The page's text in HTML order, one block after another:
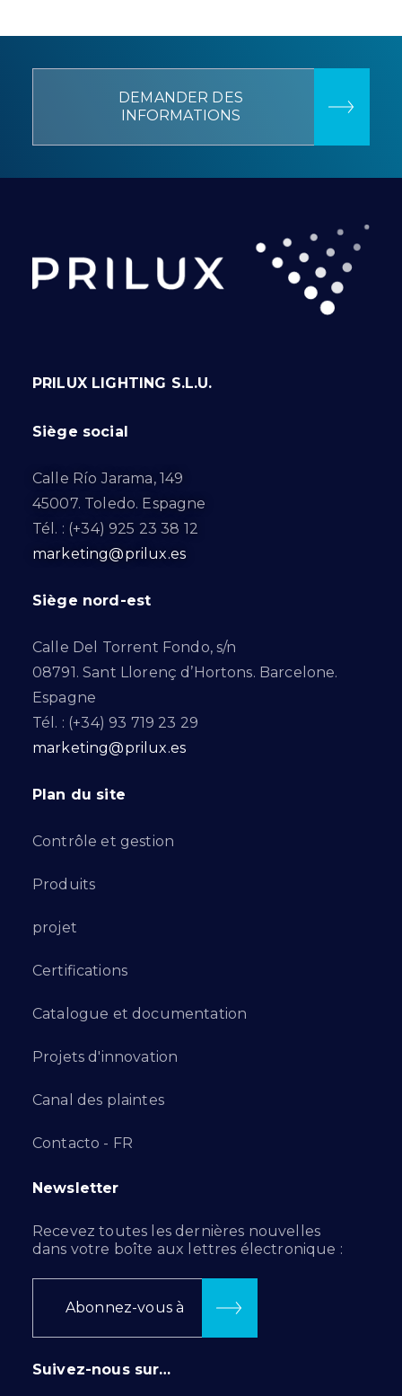
DEMANDER DES
INFORMATIONS
PRILUX LIGHTING S.L.U.
Siège social
Calle Río Jarama, 149
45007. Toledo. Espagne
Tél. : (+34) 925 23 38 12
marketing@prilux.es
Siège nord-est
Calle Del Torrent Fondo, s/n
08791. Sant Llorenç d’Hortons. Barcelone.
Espagne
Tél. : (+34) 93 719 23 29
marketing@prilux.es
Plan du site
Contrôle et gestion
Produits
projet
Certifications
Catalogue et documentation
Projets d'innovation
Canal des plaintes
Contacto - FR
Newsletter
Recevez toutes les dernières nouvelles
dans votre boîte aux lettres électronique :
Abonnez-vous à
Suivez-nous sur…